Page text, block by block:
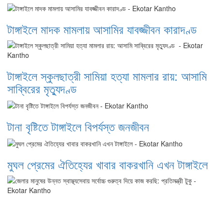
টাঙ্গাইলে মাদক মামলায় আসামির যাবজ্জীবন কারাদণ্ড
টাঙ্গাইলে স্কুলছাত্রী সামিয়া হত্যা মামলার রায়: আসামি
সাব্বিরের মৃত্যুদণ্ড
টানা বৃষ্টিতে টাঙ্গাইলে বিপর্যস্ত জনজীবন
মুঘল প্রেমের ঐতিহ্যের খাবার বাকরখানি এখন টাঙ্গাইলে